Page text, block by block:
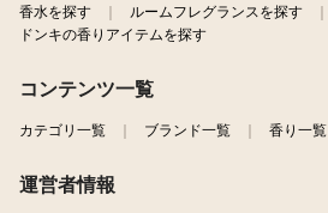
香水を探す
ルームフレグランスを探す
ドンキの香りアイテムを探す
コンテンツ一覧
カテゴリ一覧 ブランド一覧 香り一覧
運営者情報